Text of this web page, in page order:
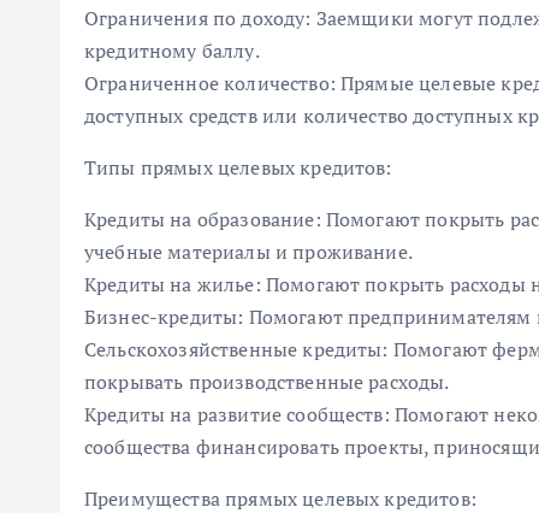
Ограничения по доходу: Заемщики могут
кредитному баллу.
Ограниченное количество: Прямые целевые
доступных средств или количество доступных
Типы прямых целевых кредитов:
Кредиты на образование: Помогают покрыть
учебные материалы и проживание.
Кредиты на жилье: Помогают покрыть расходы
Бизнес-кредиты: Помогают предпринимателям
Сельскохозяйственные кредиты: Помогают
покрывать производственные расходы.
Кредиты на развитие сообществ: Помогают
сообщества финансировать проекты,
Преимущества прямых целевых кредитов: